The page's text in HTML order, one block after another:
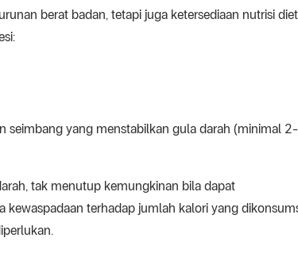
berat badan, tetapi juga ketersediaan nutrisi diet
seimbang yang menstabilkan gula darah (minimal
tak menutup kemungkinan bila dapat
kewaspadaan terhadap jumlah kalori yang